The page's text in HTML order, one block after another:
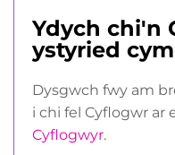
Ydych chi'n
ystyried
Dysgwch fwy am
i chi fel Cyflogwr ar
Cyflogwyr.